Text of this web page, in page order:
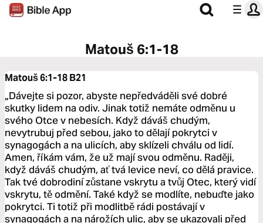
Matouš 6:1-18
Matouš 6:1-18B21
„Dávejte si pozor, abyste nepředváděli své dobré
skutky lidem na odiv. Jinak totiž nemáte odměnu u
svého Otce v nebesích. Když dáváš chudým,
nevytrubuj před sebou, jako to dělají pokrytci v
synagogách a na ulicích, aby sklízeli chválu od lidí.
Amen, říkám vám, že už mají svou odměnu. Raději,
když dáváš chudým, ať tvá levice neví, co dělá pravice.
Tak tvé dobrodiní zůstane vskrytu a tvůj Otec, který vidí
vskrytu, tě odmění. Také když se modlíte, nebuďte jako
pokrytci. Ti totiž při modlitbě rádi postávají v
synagogách a na nárožích ulic, aby se ukazovali před